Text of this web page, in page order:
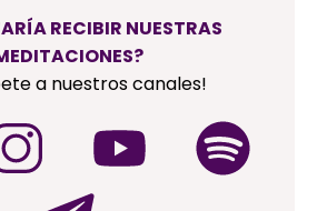
RECIBIR NUESTRAS
a nuestros canales!